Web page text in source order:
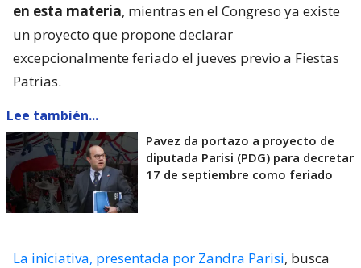
en esta materia, mientras en el Congreso ya existe
un proyecto que propone declarar
excepcionalmente feriado el jueves previo a Fiestas
Patrias.
Lee también...
Pavez da portazo a proyecto de
diputada Parisi (PDG) para decretar
17 de septiembre como feriado
La iniciativa, presentada por Zandra Parisi, busca